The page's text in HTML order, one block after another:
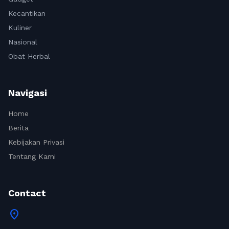
Kecantikan
Kuliner
Nasional
Obat Herbal
Navigasi
Home
Berita
Kebijakan Privasi
Tentang Kami
Contact
location_on